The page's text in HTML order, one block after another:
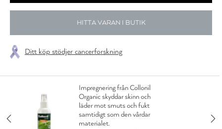
HITTA VARAN I BUTIK
Ditt köp stödjer cancerforskning
Impregnering från Collonil
Organic skyddar skinn och
läder mot smuts och fukt
samtidigt som den vårdar
materialet.